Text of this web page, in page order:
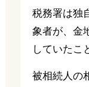
税務署は独
象者が、金
していたこ
被相続人の